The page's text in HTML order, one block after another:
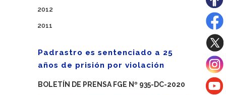
2012
2011
Padrastro es sentenciado a 25
años de prisión por violación
BOLETÍN DE PRENSA FGE Nº 935-DC-2020